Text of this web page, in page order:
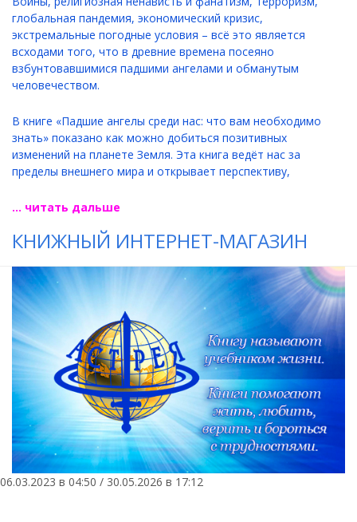
глобальная пандемия, экономический кризис,
экстремальные погодные условия – всё это является
всходами того, что в древние времена посеяно
взбунтовавшимися падшими ангелами и обманутым
человечеством.
В книге «Падшие ангелы среди нас: что вам необходимо
знать» показано как можно добиться позитивных
изменений на планете Земля. Эта книга ведёт нас за
пределы внешнего мира и открывает перспективу,
... читать дальше
КНИЖНЫЙ ИНТЕРНЕТ-МАГАЗИН
06.03.2023 в 04:50 / 30.05.2026 в 17:12